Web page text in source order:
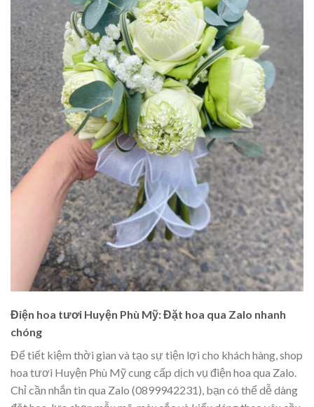
Điện hoa tươi Huyện Phù Mỹ: Đặt hoa qua Zalo nhanh
chóng
Để tiết kiệm thời gian và tạo sự tiện lợi cho khách hàng, shop
hoa tươi Huyện Phù Mỹ cung cấp dịch vụ điện hoa qua Zalo.
Chỉ cần nhắn tin qua Zalo (0899942231), bạn có thể dễ dàng